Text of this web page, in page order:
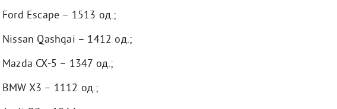
Ford Escape – 1513 од.;
Nissan Qashqai – 1412 од.;
Mazda CX-5 – 1347 од.;
BMW X3 – 1112 од.;